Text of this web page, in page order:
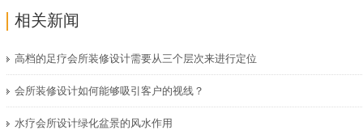
相关新闻
高档的足疗会所装修设计需要从三个层次来进行定位
会所装修设计如何能够吸引客户的视线？
水疗会所设计绿化盆景的风水作用